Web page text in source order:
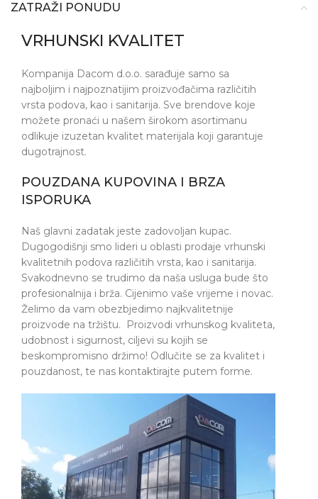
ZATRAŽI PONUDU
VRHUNSKI KVALITET
Kompanija Dacom d.o.o. sarađuje samo sa
najboljim i najpoznatijim proizvođačima različitih
vrsta podova, kao i sanitarija. Sve brendove koje
možete pronaći u našem širokom asortimanu
odlikuje izuzetan kvalitet materijala koji garantuje
dugotrajnost.
POUZDANA KUPOVINA I BRZA
ISPORUKA
Naš glavni zadatak jeste zadovoljan kupac.
Dugogodišnji smo lideri u oblasti prodaje vrhunski
kvalitetnih podova različitih vrsta, kao i sanitarija.
Svakodnevno se trudimo da naša usluga bude što
profesionalnija i brža. Cijenimo vaše vrijeme i novac.
Želimo da vam obezbjedimo najkvalitetnije
proizvode na tržištu. Proizvodi vrhunskog kvaliteta,
udobnost i sigurnost, ciljevi su kojih se
beskompromisno držimo! Odlučite se za kvalitet i
pouzdanost, te nas kontaktirajte putem forme.